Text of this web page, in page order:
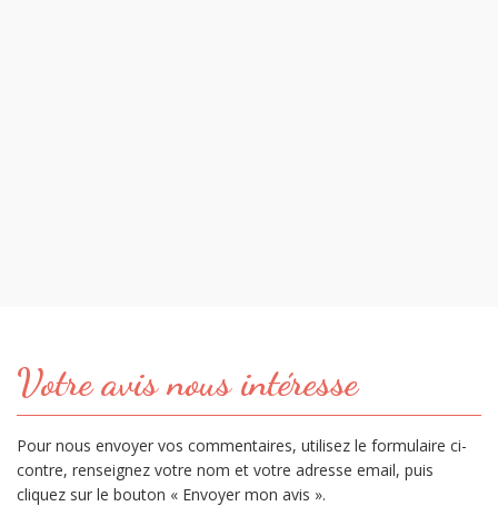
Votre avis nous intéresse
Pour nous envoyer vos commentaires, utilisez le formulaire ci-
contre, renseignez votre nom et votre adresse email, puis
cliquez sur le bouton « Envoyer mon avis ».